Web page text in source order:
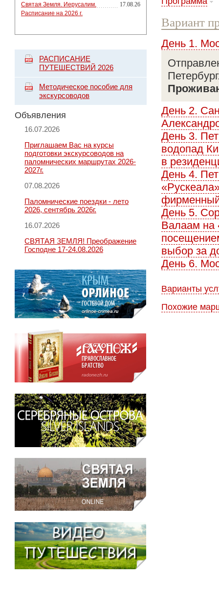
Святая Земля. Иерусалим.
Расписание на 2026 г.
17.08.26
РАСПИСАНИЕ
ПУТЕШЕСТВИЙ 2026
Методическое пособие для
экскурсоводов
Объявления
16.07.2026
Приглашаем Вас на курсы
подготовки экскурсоводов на
паломнических маршрутах 2026-
2027г.
07.08.2026
Паломнические поездки - лето
2026, сентябрь 2026г.
16.07.2026
СВЯТАЯ ЗЕМЛЯ! Преображение
Господне 17-24.08.2026
Вариант
День 1.
День 2.
День 3.
водопад
в
День 4.
фирменный
День 5.
Валаам на
выбор за
День 6.
Варианты
Похожие